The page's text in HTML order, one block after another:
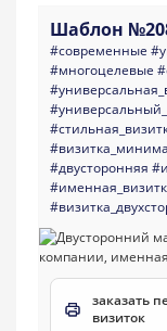
Шаблон
#современные
#многоцелевые
#двусторонняя
заказать
визиток